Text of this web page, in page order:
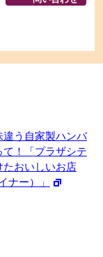
違う自家製ハンバ
！「プラザシテ
たおいしいお店
ナー）」